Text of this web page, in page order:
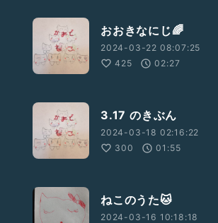
おおきなにじ🌈
2024-03-22 08:07:25
425
02:27
3.17 のきぶん
2024-03-18 02:16:22
300
01:55
ねこのうた🐱
2024-03-16 10:18:18